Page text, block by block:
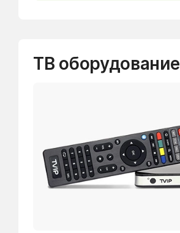
ТВ оборудование